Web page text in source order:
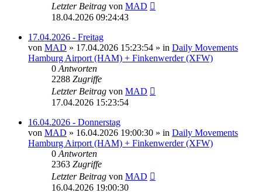
Letzter Beitrag von MAD
18.04.2026 09:24:43
17.04.2026 - Freitag
von MAD » 17.04.2026 15:23:54 » in Daily Movements
Hamburg Airport (HAM) + Finkenwerder (XFW)
0 Antworten
2288 Zugriffe
Letzter Beitrag von MAD
17.04.2026 15:23:54
16.04.2026 - Donnerstag
von MAD » 16.04.2026 19:00:30 » in Daily Movements
Hamburg Airport (HAM) + Finkenwerder (XFW)
0 Antworten
2363 Zugriffe
Letzter Beitrag von MAD
16.04.2026 19:00:30